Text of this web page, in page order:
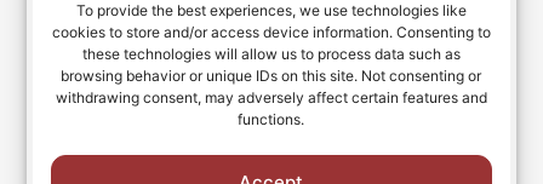
To provide the best experiences, we use technologies like
cookies to store and/or access device information. Consenting to
these technologies will allow us to process data such as
browsing behavior or unique IDs on this site. Not consenting or
withdrawing consent, may adversely affect certain features and
functions.
アラビア語単語データベース